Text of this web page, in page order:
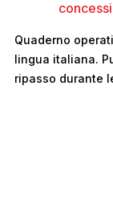
Quaderno
lingua italiana.
ripasso durante